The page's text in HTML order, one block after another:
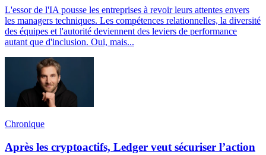
L'essor de l'IA pousse les entreprises à revoir leurs attentes envers
les managers techniques. Les compétences relationnelles, la diversité
des équipes et l'autorité deviennent des leviers de performance
autant que d'inclusion. Oui, mais...
Chronique
Après les cryptoactifs, Ledger veut sécuriser l’action